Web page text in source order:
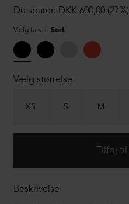
Du sparer: DKK 600,00 (27%)
Vælg farve: Sort
Vælg størrelse:
XS S M
Beskrivelse